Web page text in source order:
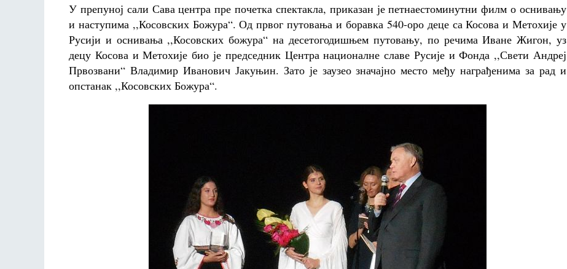
У препуној сали Сава центра пре почетка спектакла, приказан је петнаестоминутни филм о оснивању
и наступима ,,Косовских Божура“. Од првог путовања и боравка 540-оро деце са Косова и Метохије у
Русији и оснивања ,,Косовских божура“ на десетогодишњем путовању, по речима Иване Жигон, уз
децу Косова и Метохије био је председник Центра националне славе Русије и Фонда ,,Свети Андреј
Првозвани“ Владимир Иванович Јакуњин. Зато је заузео значајно место међу награђенима за рад и
опстанак ,,Косовских Божура“.